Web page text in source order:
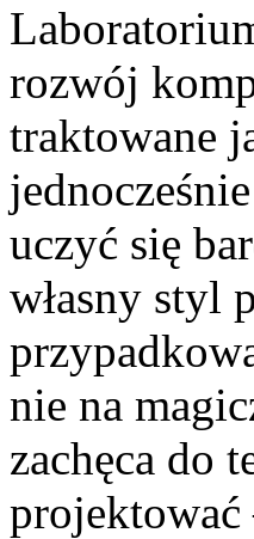
rozwój
traktowane
uczyć się
własny styl
nie na
zachęca do